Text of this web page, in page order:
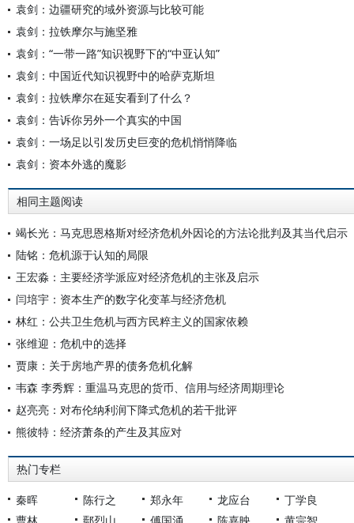
袁剑：边疆研究的域外资源与比较可能
袁剑：拉铁摩尔与施坚雅
袁剑：“一带一路”知识视野下的“中亚认知”
袁剑：中国近代知识视野中的哈萨克斯坦
袁剑：拉铁摩尔在延安看到了什么？
袁剑：告诉你另外一个真实的中国
袁剑：一场足以引发历史巨变的危机悄悄降临
袁剑：资本外逃的魔影
相同主题阅读
竭长光：马克思恩格斯对经济危机外因论的方法论批判及其当代启示
陆铭：危机源于认知的局限
王宏淼：主要经济学派应对经济危机的主张及启示
闫培宇：资本生产的数字化变革与经济危机
林红：公共卫生危机与西方民粹主义的国家依赖
张维迎：危机中的选择
贾康：关于房地产界的债务危机化解
韦森 李秀辉：重温马克思的货币、信用与经济周期理论
赵亮亮：对布伦纳利润下降式危机的若干批评
熊彼特：经济萧条的产生及其应对
热门专栏
秦晖 陈行之 郑永年 龙应台
丁学良